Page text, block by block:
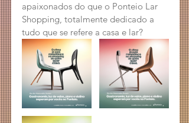
apaixonados do que o Ponteio Lar
Shopping, totalmente dedicado a
tudo que se refere a casa e lar?